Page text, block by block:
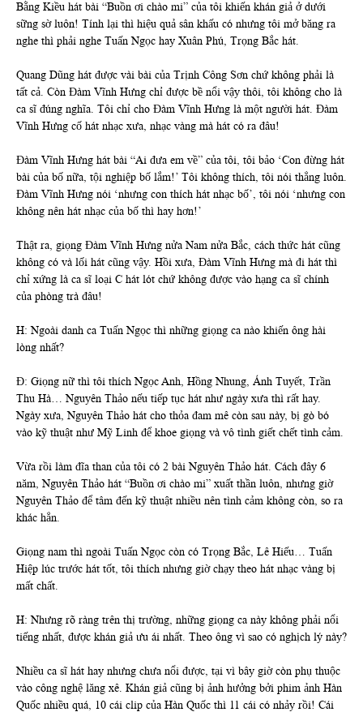
Bằng Kiều hát bài “Buồn ơi chào mi” của tôi khiến khán giả ở dưới
sững sờ luôn! Tính lại thì hiệu quả sân khấu có nhưng tôi mở băng ra
nghe thì phải nghe Tuấn Ngọc hay Xuân Phú, Trọng Bắc hát.
Quang Dũng hát được vài bài của Trịnh Công Sơn chứ không phải là
tất cả. Còn Đàm Vĩnh Hưng chỉ được bề nổi vậy thôi, tôi không cho là
ca sĩ đúng nghĩa. Tôi chỉ cho Đàm Vĩnh Hưng là một người hát. Đàm
Vĩnh Hưng cố hát nhạc xưa, nhạc vàng mà hát có ra đâu!
Đàm Vĩnh Hưng hát bài “Ai đưa em về” của tôi, tôi bảo ‘Con đừng hát
bài của bố nữa, tội nghiệp bố lắm!’ Tôi không thích, tôi nói thẳng luôn.
Đàm Vĩnh Hưng nói ‘nhưng con thích hát nhạc bố’, tôi nói ‘nhưng con
không nên hát nhạc của bố thì hay hơn!’
Thật ra, giọng Đàm Vĩnh Hưng nửa Nam nửa Bắc, cách thức hát cũng
không có và lối hát cũng vậy. Hồi xưa, Đàm Vĩnh Hưng mà đi hát thì
chỉ xứng là ca sĩ loại C hát lót chứ không được vào hạng ca sĩ chính
của phòng trà đâu!
H: Ngoài danh ca Tuấn Ngọc thì những giọng ca nào khiến ông hài
lòng nhất?
Đ: Giọng nữ thì tôi thích Ngọc Anh, Hồng Nhung, Ánh Tuyết, Trần
Thu Hà… Nguyên Thảo nếu tiếp tục hát như ngày xưa thì rất hay.
Ngày xưa, Nguyên Thảo hát cho thỏa đam mê còn sau này, bị gò bó
vào kỹ thuật như Mỹ Linh để khoe giọng và vô tình giết chết tình cảm.
Vừa rồi làm đĩa than của tôi có 2 bài Nguyên Thảo hát. Cách đây 6
năm, Nguyên Thảo hát “Buồn ơi chào mi” xuất thần luôn, nhưng giờ
Nguyên Thảo để tâm đến kỹ thuật nhiều nên tình cảm không còn, so ra
khác hẳn.
Giọng nam thì ngoài Tuấn Ngọc còn có Trọng Bắc, Lê Hiếu… Tuấn
Hiệp lúc trước hát tốt, tôi thích nhưng giờ chạy theo hát nhạc vàng bị
mất chất.
H: Nhưng rõ ràng trên thị trường, những giọng ca này không phải nổi
tiếng nhất, được khán giả ưu ái nhất. Theo ông vì sao có nghịch lý này?
Nhiều ca sĩ hát hay nhưng chưa nổi được, tại vì bây giờ còn phụ thuộc
vào công nghệ lăng xê. Khán giả cũng bị ảnh hưởng bởi phim ảnh Hàn
Quốc nhiều quá, 10 cái clip của Hàn Quốc thì 11 cái có nhảy rồi! Cái